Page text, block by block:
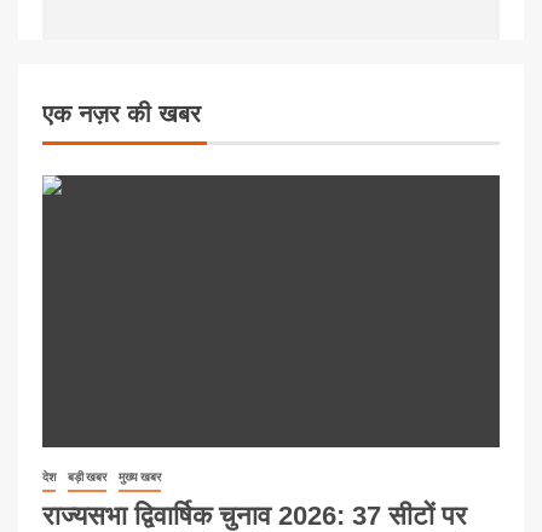
एक नज़र की खबर
देश बड़ी खबर मुख्य खबर
राज्यसभा द्विवार्षिक चुनाव 2026: 37 सीटों पर